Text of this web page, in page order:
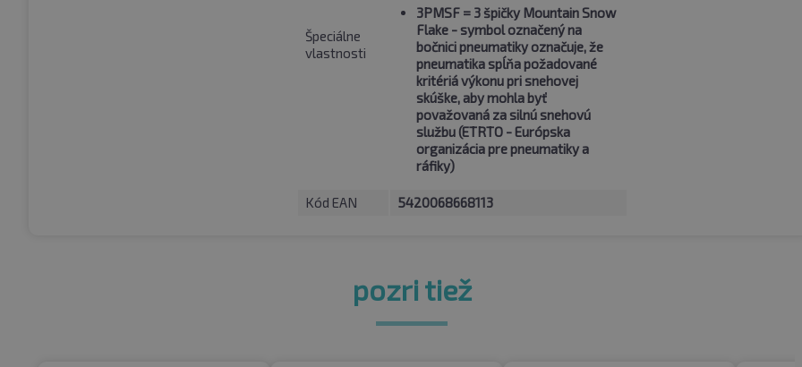
Špeciálne
vlastnosti
3PMSF= 3 špičky Mountain Snow
Flake - symbol označený na
bočnici pneumatiky označuje, že
pneumatika spĺňa požadované
kritériá výkonu pri snehovej
skúške, aby mohla byť
považovaná za silnú snehovú
službu (ETRTO - Európska
organizácia pre pneumatiky a
ráfiky)
Kód EAN 5420068668113
pozri tiež